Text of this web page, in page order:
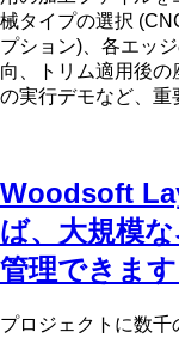
械タイプの選択
プション)、各エッ
向、トリム適用後
の実行デモなど、重
Woodsoft
ば、大規模
管理できます
プロジェクトに数